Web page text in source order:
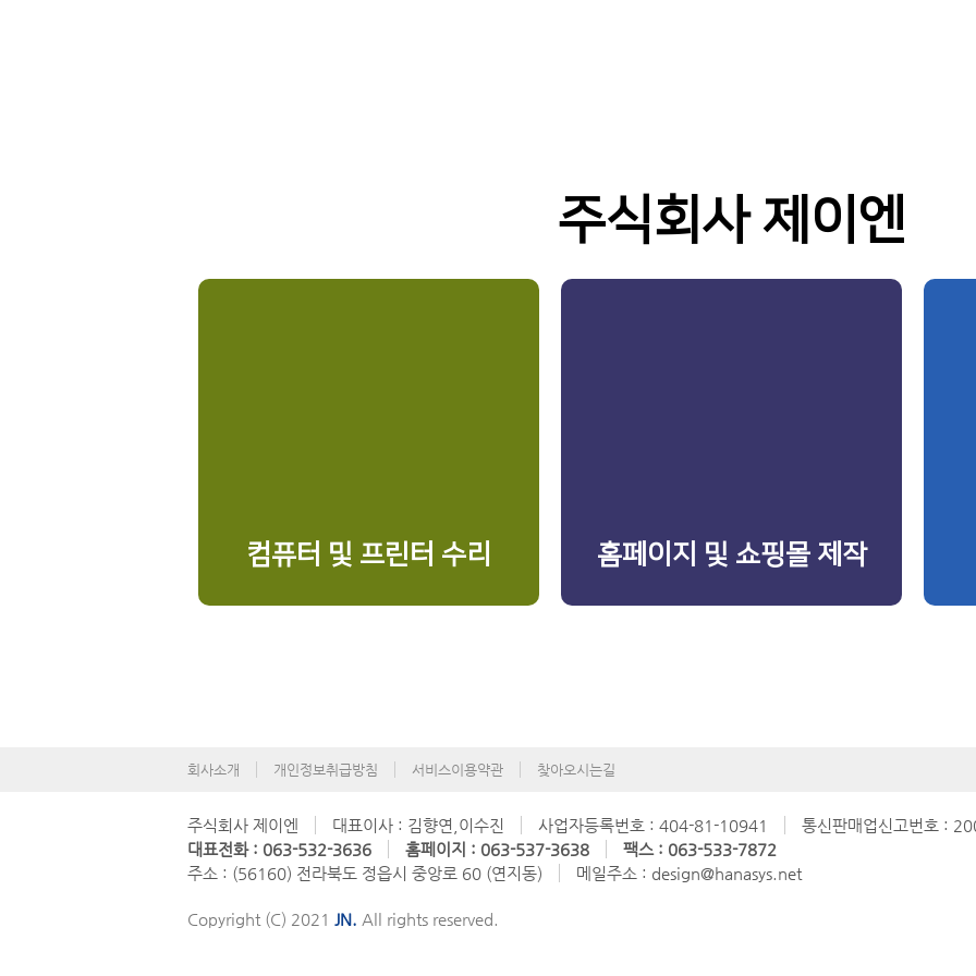
주식회사 제이엔
컴퓨터 및 프린터 수리 홈페이지 및 쇼핑몰 제작
회사소개 개인정보취급방침 서비스이용약관 찾아오시는길
주식회사 제이엔 대표이사 : 김향연,이수진 사업자등록번호 : 404-81-10941 통신판매업신고번호 :
대표전화 : 063-532-3636
홈페이지 : 063-537-3638
팩스 : 063-533-7872
주소 : (56160) 전라북도 정읍시 중앙로 60 (연지동)
메일주소 : design@hanasys.net
Copyright (C) 2021 JN. All rights reserved.